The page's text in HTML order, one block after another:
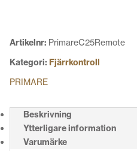
Artikelnr: PrimareC25Remote
Kategori: Fjärrkontroll
PRIMARE
Beskrivning
Ytterligare information
Varumärke